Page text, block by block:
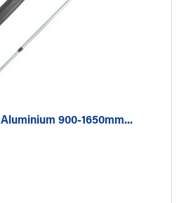
900-1650mm...